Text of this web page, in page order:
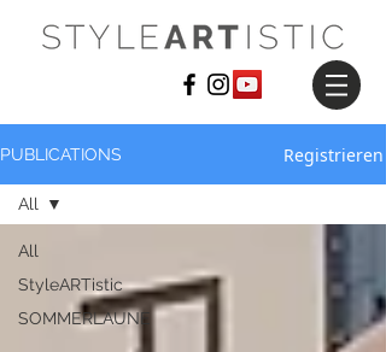
PUBLICATIONS Registrieren
All
StyleARTistic
SOMMERLAUNE
All